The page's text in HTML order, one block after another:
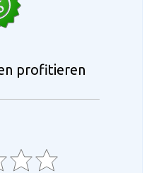
profitieren